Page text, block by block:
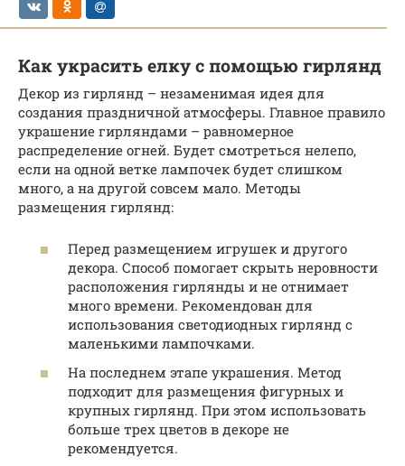
Как украсить елку с помощью гирлянд
Декор из гирлянд – незаменимая идея для
создания праздничной атмосферы. Главное правило
украшение гирляндами – равномерное
распределение огней. Будет смотреться нелепо,
если на одной ветке лампочек будет слишком
много, а на другой совсем мало. Методы
размещения гирлянд:
Перед размещением игрушек и другого
декора. Способ помогает скрыть неровности
расположения гирлянды и не отнимает
много времени. Рекомендован для
использования светодиодных гирлянд с
маленькими лампочками.
На последнем этапе украшения. Метод
подходит для размещения фигурных и
крупных гирлянд. При этом использовать
больше трех цветов в декоре не
рекомендуется.